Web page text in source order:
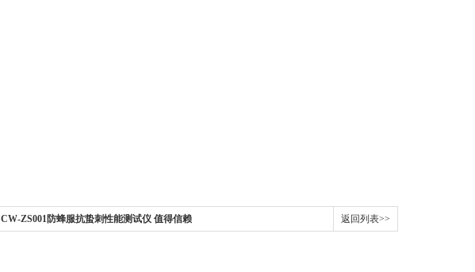
CW-ZS001防蜂服抗蛰刺性能测试仪 值得信赖 返回列表>>